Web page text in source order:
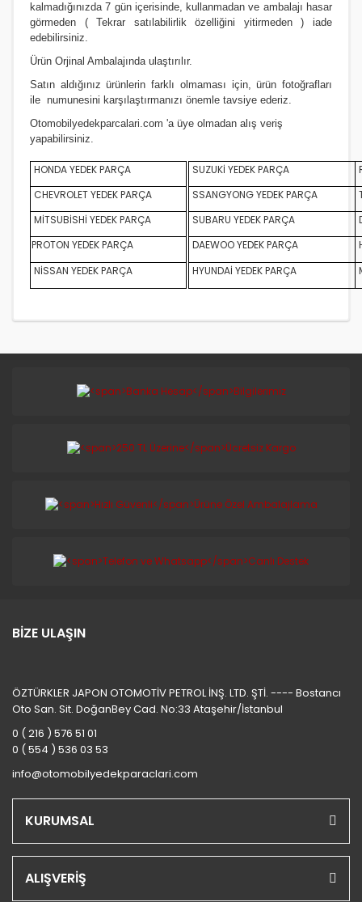
kalmadığınızda 7 gün içerisinde, kullanmadan ve ambalajı hasar
görmeden ( Tekrar satılabilirlik özelliğini yitirmeden ) iade
edebilirsiniz.
Ürün Orjinal Ambalajında ulaştırılır.
Satın aldığınız ürünlerin farklı olmaması için, ürün fotoğrafları
ile numunesini karşılaştırmanızı önemle tavsiye ederiz.
Otomobilyedekparcalari.com 'a üye olmadan alış veriş
yapabilirsiniz.
HONDA YEDEK PARÇA SUZUKİ YEDEK PARÇA
CHEVROLET YEDEK PARÇA
SSANGYONG YEDEK PARÇA
MİTSUBİSHİ YEDEK PARÇA
SUBARU YEDEK PARÇA
PROTON YEDEK PARÇA
DAEWOO YEDEK PARÇA
NİSSAN YEDEK PARÇA
HYUNDAİ YEDEK PARÇA
BİZE ULAŞIN
ÖZTÜRKLER JAPON OTOMOTİV PETROL İNŞ. LTD. ŞTİ. ---- Bostancı
Oto San. Sit. DoğanBey Cad. No:33 Ataşehir/İstanbul
0 ( 216 ) 576 51 01
0 ( 554 ) 536 03 53
info@otomobilyedekparaclari.com
KURUMSAL
ALIŞVERİŞ